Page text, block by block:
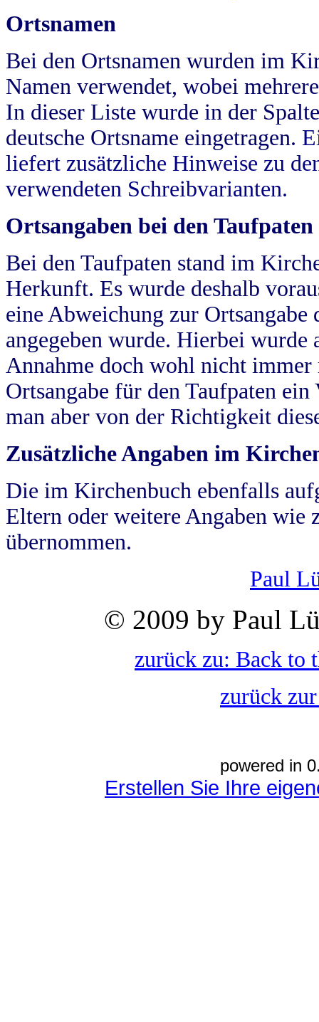
Ortsnamen
Bei den Ortsnamen wurden im
Namen verwendet, wobei
In dieser Liste wurde in der
deutsche Ortsname eingetragen.
liefert zusätzliche Hinweise zu
verwendeten Schreibvarianten.
Ortsangaben bei den Taufpaten
Bei den Taufpaten stand im
Herkunft. Es wurde deshalb
eine Abweichung zur
angegeben wurde. Hierbei wurde
Annahme doch wohl nicht
Ortsangabe für den Taufpaten
man aber von der Richtigkeit
Zusätzliche Angaben im
Die im Kirchenbuch ebenfalls
Eltern oder weitere Angaben wie
übernommen.
Paul
© 2009 by Paul
zurück zu: Back to
zurück
powered in
Erstellen Sie Ihre